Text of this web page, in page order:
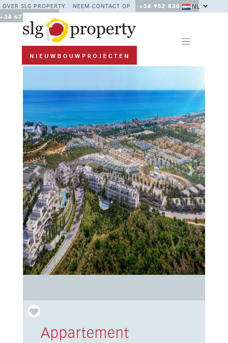
OVER SLG PROPERTY NEEM CONTACT OP
+34 952 830 378 /
+34 677 670 480
NL
Previous Next
Appartement